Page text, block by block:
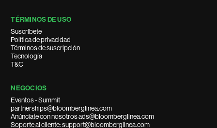
TÉRMINOS DE USO
Suscríbete
Política de privacidad
Términos de suscripción
Tecnología
T&C
NEGOCIOS
Eventos - Summit
partnerships@bloomberglinea.com
Anúnciate con nosotros ads@bloomberglinea.com
Soporte al cliente: support@bloomberglinea.com